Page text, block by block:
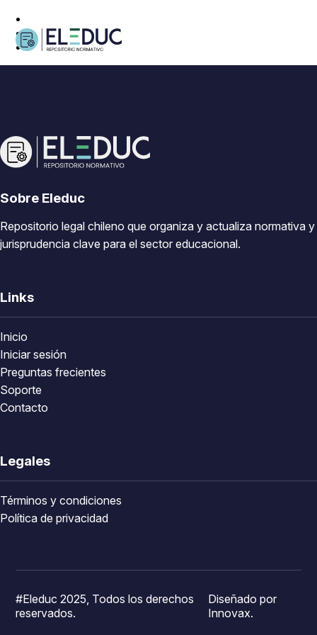
Sobre Eleduc
Repositorio legal chileno que organiza y actualiza normativa y
jurisprudencia clave para el sector educacional.
Links
Inicio
Iniciar sesión
Preguntas frecientes
Soporte
Contacto
Legales
Términos y condiciones
Política de privacidad
#Eleduc 2025, Todos los derechos
reservados.
Diseñado por
Innovax.